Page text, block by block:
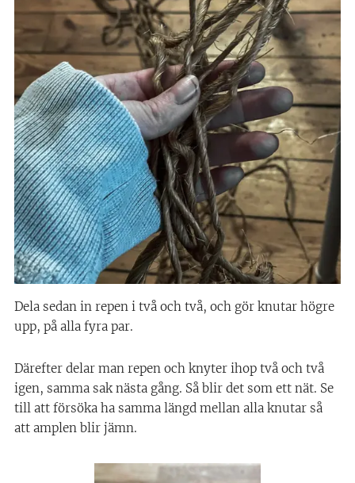
Dela sedan in repen i två och två, och gör knutar högre
upp, på alla fyra par.
Därefter delar man repen och knyter ihop två och två
igen, samma sak nästa gång. Så blir det som ett nät. Se
till att försöka ha samma längd mellan alla knutar så
att amplen blir jämn.